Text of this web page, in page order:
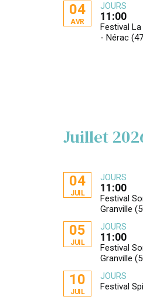
04
AVR
JOURS
11:00
Festival
- Nérac
Juillet
04
JUIL
JOURS
11:00
Festival
Granville
05
JUIL
JOURS
11:00
Festival
Granville
10
JUIL
JOURS
Festival